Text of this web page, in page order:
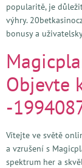
popularitě, je
výhry.
bonusy a
Objevte
-
Vítejte ve světě
a vzrušení s
spektrum her a